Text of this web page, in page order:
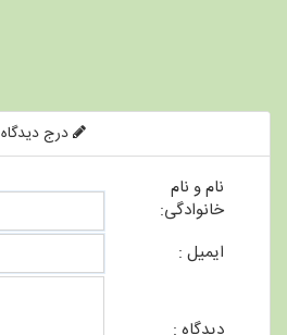
درج دیدگاه
نام و نام
خانوادگی:
ایمیل :